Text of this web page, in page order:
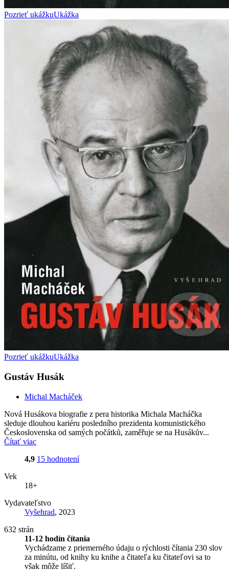
Pozrieť ukážkuUkážka
Pozrieť ukážkuUkážka
Gustáv Husák
Michal Macháček
Nová Husákova biografie z pera historika Michala Macháčka
sleduje dlouhou kariéru posledního prezidenta komunistického
Československa od samých počátků, zaměřuje se na Husákův...
Čítať viac
4,9 15 hodnotení
Vek
18+
Vydavateľstvo
Vyšehrad, 2023
632 strán
11-12 hodín čítania
Vychádzame z priemerného údaju o rýchlosti čítania 230 slov
za minútu, od knihy ku knihe a čitateľa ku čitateľovi sa to
však môže líšiť.